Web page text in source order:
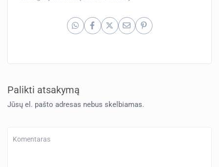
Palikti atsakymą
Jūsų el. pašto adresas nebus skelbiamas.